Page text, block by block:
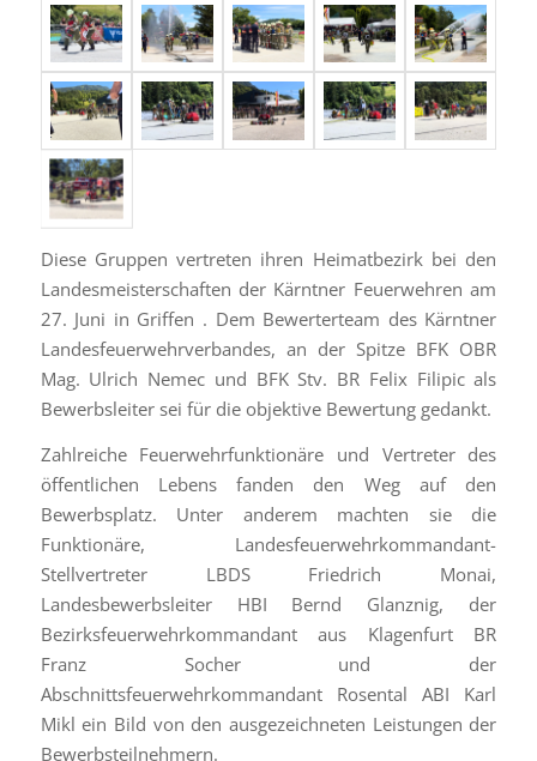
Diese Gruppen vertreten ihren Heimatbezirk bei den
Landesmeisterschaften der Kärntner Feuerwehren am
27. Juni in Griffen . Dem Bewerterteam des Kärntner
Landesfeuerwehrverbandes, an der Spitze BFK OBR
Mag. Ulrich Nemec und BFK Stv. BR Felix Filipic als
Bewerbsleiter sei für die objektive Bewertung gedankt.
Zahlreiche Feuerwehrfunktionäre und Vertreter des
öffentlichen Lebens fanden den Weg auf den
Bewerbsplatz. Unter anderem machten sie die
Funktionäre, Landesfeuerwehrkommandant-
Stellvertreter LBDS Friedrich Monai,
Landesbewerbsleiter HBI Bernd Glanznig, der
Bezirksfeuerwehrkommandant aus Klagenfurt BR
Franz Socher und der
Abschnittsfeuerwehrkommandant Rosental ABI Karl
Mikl ein Bild von den ausgezeichneten Leistungen der
Bewerbsteilnehmern.